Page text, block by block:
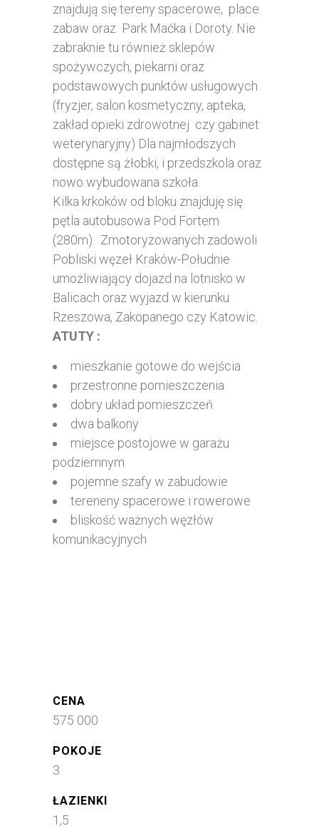
znajdują się tereny spacerowe, place
zabaw oraz Park Maćka i Doroty. Nie
zabraknie tu również sklepów
spożywczych, piekarni oraz
podstawowych punktów usługowych
(fryzjer, salon kosmetyczny, apteka,
zakład opieki zdrowotnej czy gabinet
weterynaryjny) Dla najmłodszych
dostępne są żłobki, i przedszkola oraz
nowo wybudowana szkoła.
Kilka krkoków od bloku znajduję się
pętla autobusowa Pod Fortem
(280m). Zmotoryzowanych zadowoli
Pobliski węzeł Kraków-Południe
umożliwiający dojazd na lotnisko w
Balicach oraz wyjazd w kierunku
Rzeszowa, Zakopanego czy Katowic.
ATUTY :
mieszkanie gotowe do wejścia
przestronne pomieszczenia
dobry układ pomieszczeń
dwa balkony
miejsce postojowe w garażu
podziemnym
pojemne szafy w zabudowie
tereneny spacerowe i rowerowe
bliskość ważnych węzłów
komunikacyjnych
CENA
575 000
POKOJE
3
ŁAZIENKI
1,5